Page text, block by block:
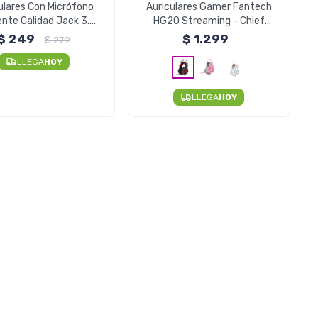
Con Micrófono
Calidad Jack 3.5
MM Foneng
249 $279
LLEGAHOY
Auriculares Gamer Fantech
HG20 Streaming - Chief
Negro
$ 1.299
LLEGAHOY